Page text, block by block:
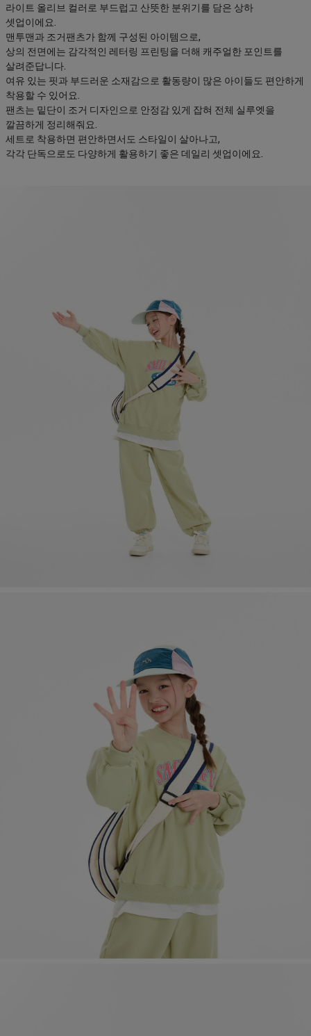
라이트 올리브 컬러로 부드럽고 산뜻한 분위기를 담은 상하
셋업이에요.
맨투맨과 조거팬츠가 함께 구성된 아이템으로,
상의 전면에는 감각적인 레터링 프린팅을 더해 캐주얼한 포인트를
살려준답니다.
여유 있는 핏과 부드러운 소재감으로 활동량이 많은 아이들도 편안하게
착용할 수 있어요.
팬츠는 밑단이 조거 디자인으로 안정감 있게 잡혀 전체 실루엣을
깔끔하게 정리해줘요.
세트로 착용하면 편안하면서도 스타일이 살아나고,
각각 단독으로도 다양하게 활용하기 좋은 데일리 셋업이에요.